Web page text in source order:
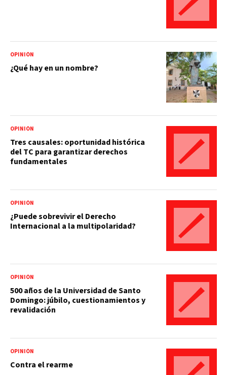
OPINIÓN
¿Qué hay en un nombre?
OPINIÓN
Tres causales: oportunidad histórica
del TC para garantizar derechos
fundamentales
OPINIÓN
¿Puede sobrevivir el Derecho
Internacional a la multipolaridad?
OPINIÓN
500 años de la Universidad de Santo
Domingo: júbilo, cuestionamientos y
revalidación
OPINIÓN
Contra el rearme